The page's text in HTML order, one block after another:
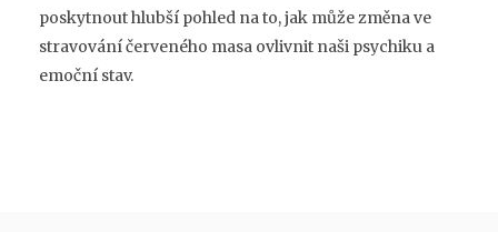
poskytnout hlubší pohled na to, jak může změna ve
stravování červeného masa ovlivnit naši psychiku a
emoční stav.